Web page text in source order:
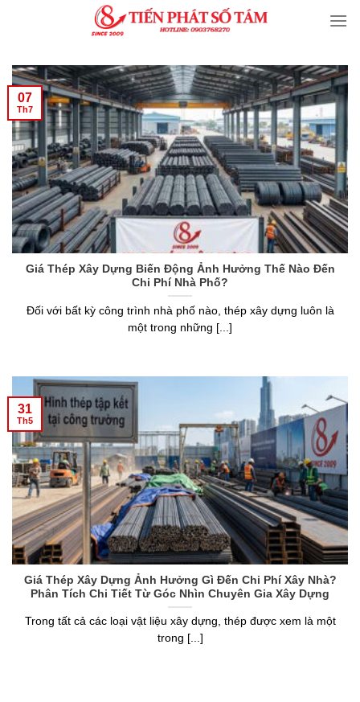
Giá Thép Xây Dựng Biến Động Ảnh Hưởng Thế Nào Đến
Chi Phí Nhà Phố?
Đối với bất kỳ công trình nhà phố nào, thép xây dựng luôn là
một trong những [...]
07
Th7
Giá Thép Xây Dựng Ảnh Hưởng Gì Đến Chi Phí Xây Nhà?
Phân Tích Chi Tiết Từ Góc Nhìn Chuyên Gia Xây Dựng
Trong tất cả các loại vật liệu xây dựng, thép được xem là một
trong [...]
31
Th5